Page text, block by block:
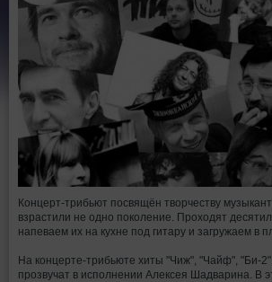
Концерт-трибьют посвящён творчеству
взрастили не одно поколение. Проходят
напеваем их на кухне под гитару и загружаем в
На концерте-трибьюте хиты "Чиж", "Чайф", "Би-
прозвучат в исполнении Алексея Шадварина. В